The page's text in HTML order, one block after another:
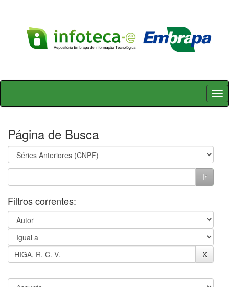
Skip
Página de Busca
Filtros correntes: